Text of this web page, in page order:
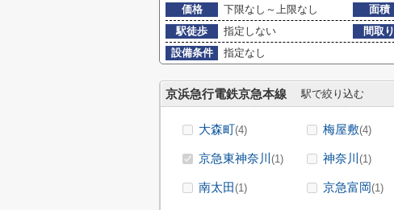
価格
下限なし～上限なし 面積
駅徒歩
指定しない 間取り
設備条件
指定なし
京浜急行電鉄京急本線 駅で絞り込む
大森町(4) 梅屋敷(4)
京急東神奈川 (1) 神奈川 (1)
南太田(1) 京急富岡(1)